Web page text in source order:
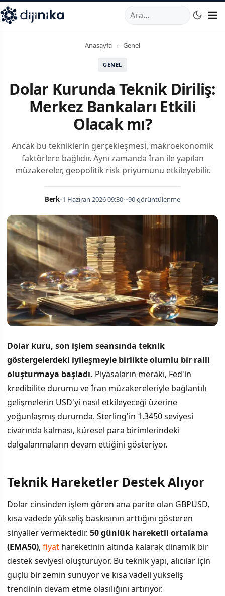
,Marmara Mahallesi,Beylikdüzü34520TRTelefon:0850
Anasayfa › Genel
GENEL
Dolar Kurunda Teknik Diriliş:
Merkez Bankaları Etkili
Olacak mı?
Ancak bu tekniklerin gerçekleşmesi, makroekonomik
faktörlere bağlıdır. Aynı zamanda İran ile yapılan
müzakereler, geopolitik risk priyumunu etkileyebilir.
Berk•1 Haziran 2026 09:30••90 görüntülenme
Dolar kuru, son işlem seansında teknik
göstergelerdeki iyileşmeyle birlikte olumlu bir ralli
oluşturmaya başladı. Piyasaların merakı, Fed'in
kredibilite durumu ve İran müzakereleriyle bağlantılı
gelişmelerin USD'yi nasıl etkileyeceği üzerine
yoğunlaşmış durumda. Sterling'in 1.3450 seviyesi
civarında kalması, küresel para birimlerindeki
dalgalanmaların devam ettiğini gösteriyor.
İÇINDEKILER
Teknik Hareketler Destek Alıyor
Merkez Bankaları Belirleyici Rol Oynayacak
Diğer Emtialara Yansımaları
Teknik Hareketler Destek Alıyor
Dolar cinsinden işlem gören ana parite olan GBPUSD,
kısa vadede yükseliş baskısının arttığını gösteren
sinyaller vermektedir. 50 günlük hareketli ortalama
(EMA50), fiyat hareketinin altında kalarak dinamik bir
destek seviyesi oluşturuyor. Bu teknik yapı, alıcılar için
güçlü bir zemin sunuyor ve kısa vadeli yükseliş
trendinin devam etme olasılığını artırıyor.